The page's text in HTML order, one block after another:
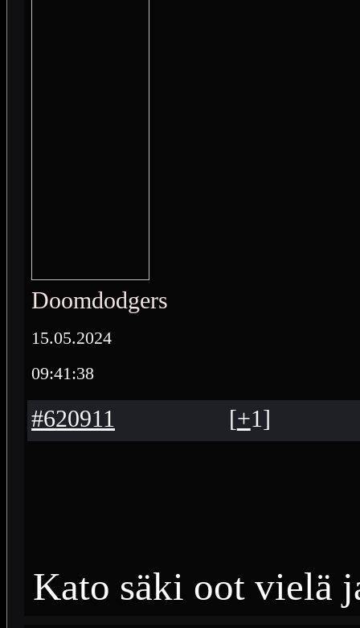
Doomdodgers
15.05.2024
09:41:38
#620911 [+1]
Kato säki oot vielä